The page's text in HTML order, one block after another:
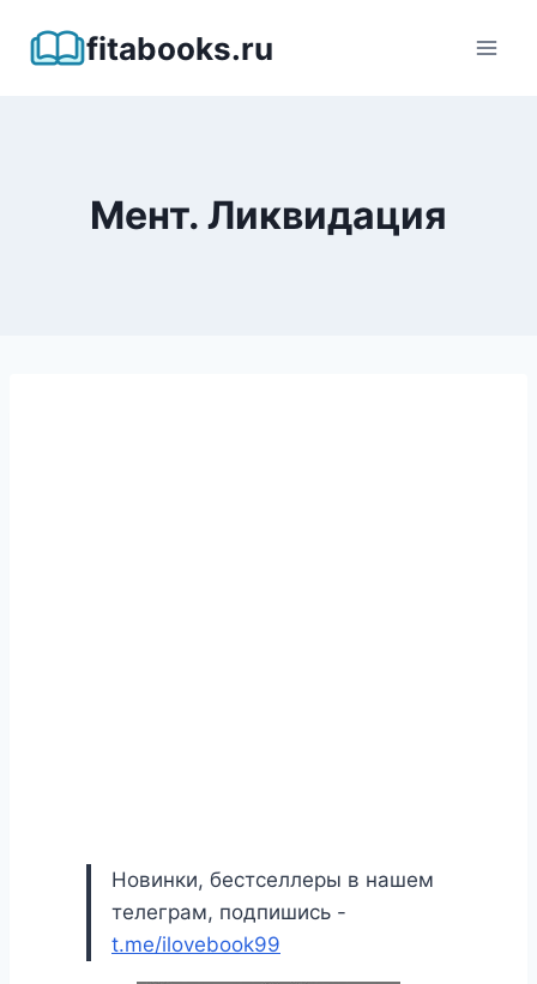
fitabooks.ru
Мент. Ликвидация
Новинки, бестселлеры в нашем
телеграм, подпишись -
t.me/ilovebook99